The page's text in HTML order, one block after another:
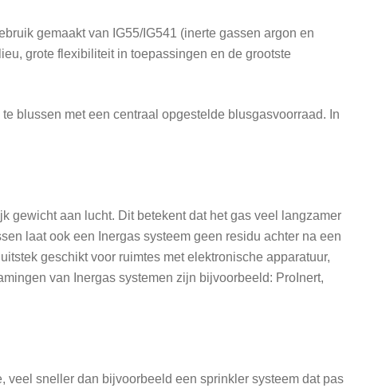
gemaakt van IG55/IG541 (inerte gassen argon en
grote flexibiliteit in toepassingen en de grootste
blussen met een centraal opgestelde blusgasvoorraad. In
gewicht aan lucht. Dit betekent dat het gas veel langzamer
laat ook een Inergas systeem geen residu achter na een
geschikt voor ruimtes met elektronische apparatuur,
van Inergas systemen zijn bijvoorbeeld: ProInert,
veel sneller dan bijvoorbeeld een sprinkler systeem dat pas